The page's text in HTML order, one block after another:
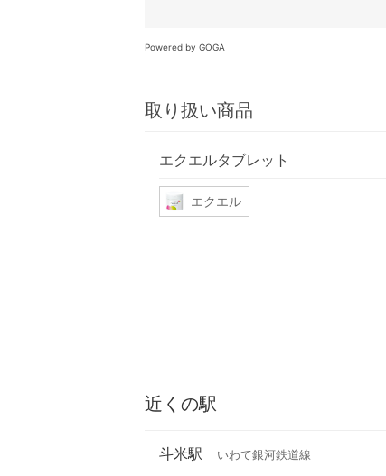
Powered by GOGA
取り扱い商品
エクエルタブレット
エクエル
近くの駅
斗米駅 いわて銀河鉄道線